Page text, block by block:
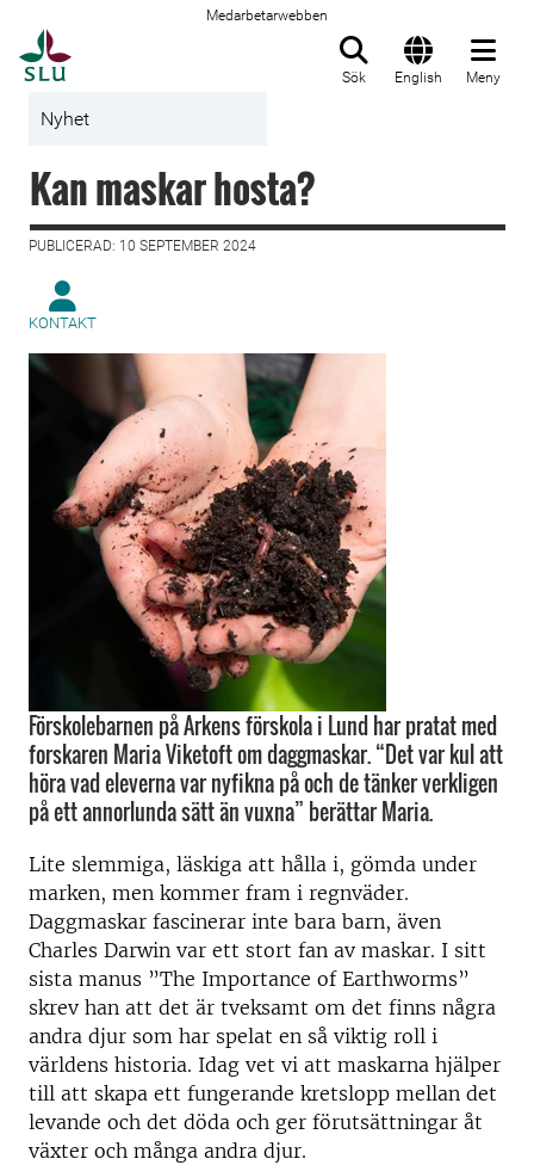
Medarbetarwebben
Sök English Meny
Nyhet
Kan maskar hosta?
PUBLICERAD: 10 SEPTEMBER 2024
KONTAKT
Förskolebarnen på Arkens förskola i Lund har pratat med
forskaren Maria Viketoft om daggmaskar. “Det var kul att
höra vad eleverna var nyfikna på och de tänker verkligen
på ett annorlunda sätt än vuxna” berättar Maria.
Lite slemmiga, läskiga att hålla i, gömda under
marken, men kommer fram i regnväder.
Daggmaskar fascinerar inte bara barn, även
Charles Darwin var ett stort fan av maskar. I sitt
sista manus ”The Importance of Earthworms”
skrev han att det är tveksamt om det finns några
andra djur som har spelat en så viktig roll i
världens historia. Idag vet vi att maskarna hjälper
till att skapa ett fungerande kretslopp mellan det
levande och det döda och ger förutsättningar åt
växter och många andra djur.